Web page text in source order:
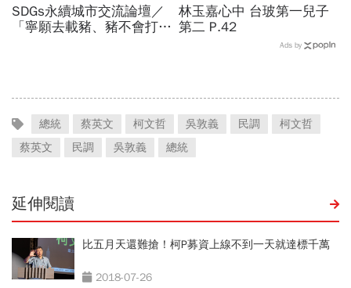
SDGs永續城市交流論壇／
「寧願去載豬、豬不會打
林玉嘉心中 台玻第一兒子
第二 P.42
Ads by
總統 蔡英文 柯文哲 吳敦義 民調
柯文哲
蔡英文
民調 吳敦義 總統
延伸閱讀
比五月天還難搶！柯P募資上線不到一天就達標千萬
2018-07-26